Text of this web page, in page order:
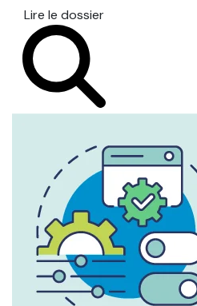
Lire le dossier